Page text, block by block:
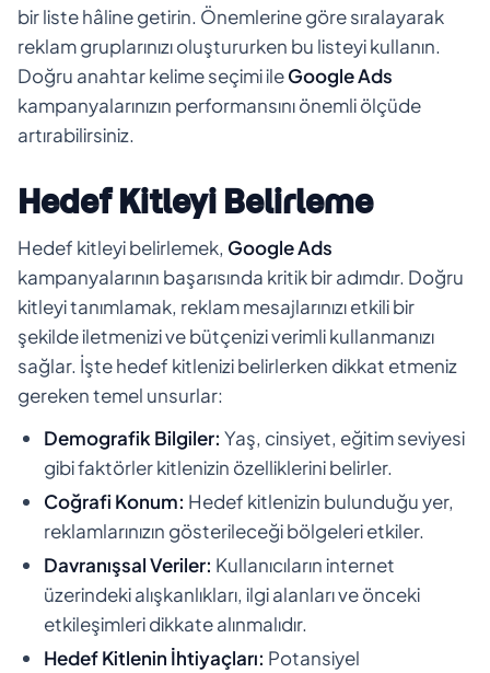
bir liste hâline getirin. Önemlerine göre sıralayarak
reklam gruplarınızı oluştururken bu listeyi kullanın.
Doğru anahtar kelime seçimi ileGoogle Ads
kampanyalarınızın performansını önemli ölçüde
artırabilirsiniz.
Hedef Kitleyi Belirleme
Hedef kitleyi belirlemek, Google Ads
kampanyalarının başarısında kritik bir adımdır. Doğru
kitleyi tanımlamak, reklam mesajlarınızı etkili bir
şekilde iletmenizi ve bütçenizi verimli kullanmanızı
sağlar. İşte hedef kitlenizi belirlerken dikkat etmeniz
gereken temel unsurlar:
Demografik Bilgiler: Yaş, cinsiyet, eğitim seviyesi
gibi faktörler kitlenizin özelliklerini belirler.
Coğrafi Konum: Hedef kitlenizin bulunduğu yer,
reklamlarınızın gösterileceği bölgeleri etkiler.
Davranışsal Veriler: Kullanıcıların internet
üzerindeki alışkanlıkları, ilgi alanları ve önceki
etkileşimleri dikkate alınmalıdır.
Hedef Kitlenin İhtiyaçları: Potansiyel